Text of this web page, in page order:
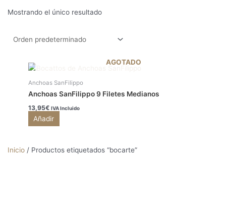
Mostrando el único resultado
AGOTADO
Anchoas SanFilippo
Anchoas SanFilippo 9 Filetes Medianos
13,95€ IVA Incluido
Añadir
Inicio / Productos etiquetados “bocarte”